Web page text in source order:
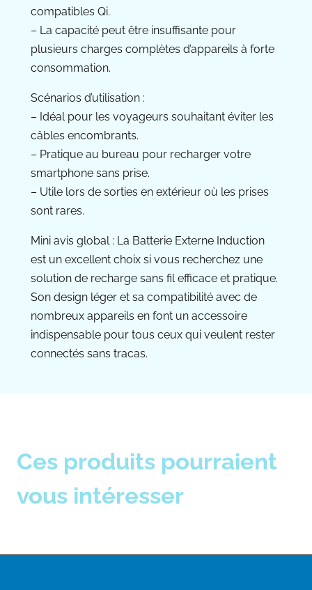
compatibles Qi.
– La capacité peut être insuffisante pour
plusieurs charges complètes d’appareils à forte
consommation.
Scénarios d’utilisation :
– Idéal pour les voyageurs souhaitant éviter les
câbles encombrants.
– Pratique au bureau pour recharger votre
smartphone sans prise.
– Utile lors de sorties en extérieur où les prises
sont rares.
Mini avis global : La Batterie Externe Induction
est un excellent choix si vous recherchez une
solution de recharge sans fil efficace et pratique.
Son design léger et sa compatibilité avec de
nombreux appareils en font un accessoire
indispensable pour tous ceux qui veulent rester
connectés sans tracas.
Ces produits pourraient
vous intéresser